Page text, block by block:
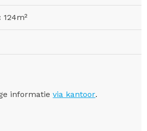
124m²
informatievia kantoor.